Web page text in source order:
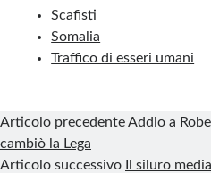
Scafisti
Somalia
Traffico di esseri umani
Articolo precedenteAddio a
cambiò la Lega
Articolo successivo
Il siluro